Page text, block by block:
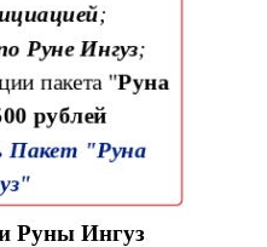
;
Руне Ингуз;
пакета "Руна
рублей
Пакет "Руна
Руны Ингуз